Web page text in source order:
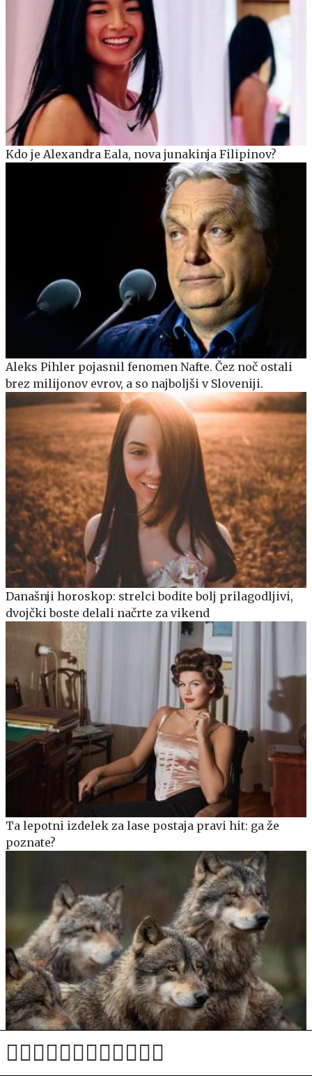
Kdo je Alexandra Eala, nova junakinja Filipinov?
Aleks Pihler pojasnil fenomen Nafte. Čez noč ostali
brez milijonov evrov, a so najboljši v Sloveniji.
Današnji horoskop: strelci bodite bolj prilagodljivi,
dvojčki boste delali načrte za vikend
Ta lepotni izdelek za lase postaja pravi hit: ga že
poznate?